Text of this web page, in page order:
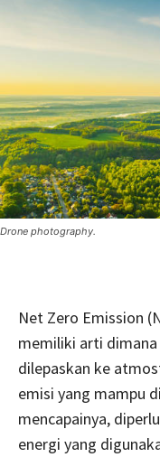
Drone photography.
Net Zero Emission
memiliki arti
dilepaskan ke
emisi yang mampu
mencapainya,
energi yang